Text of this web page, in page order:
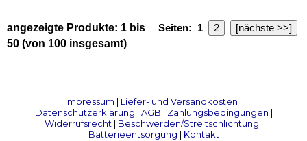
Seiten: 1 2 [nächste >>]
angezeigte Produkte: 1 bis
50 (von 100 insgesamt)
Impressum | Liefer- und Versandkosten |
Datenschutzerklärung | AGB | Zahlungsbedingungen |
Widerrufsrecht| Beschwerden/Streitschlichtung |
Batterieentsorgung | Kontakt